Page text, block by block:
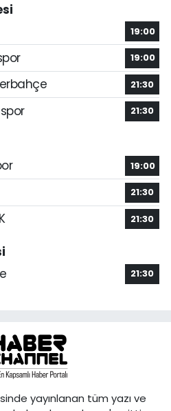
19:00
19:00
21:30
21:30
19:00
21:30
21:30
21:30
yayınlanan tüm yazı ve